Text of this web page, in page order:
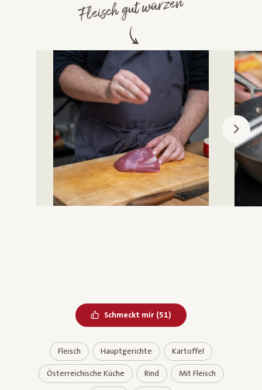
Fleisch gut würzen
Schmeckt mir Bereits geliked
(51)
Fleisch Hauptgerichte Kartoffel
Österreichische Küche Rind Mit Fleisch